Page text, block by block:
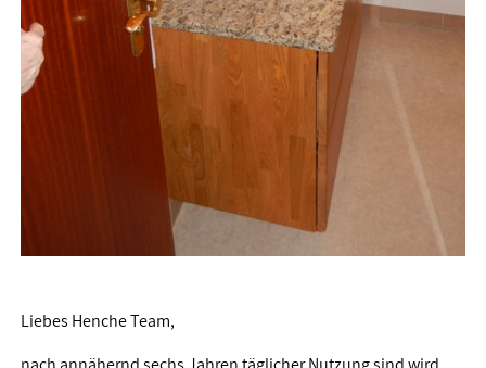
Liebes Henche Team,